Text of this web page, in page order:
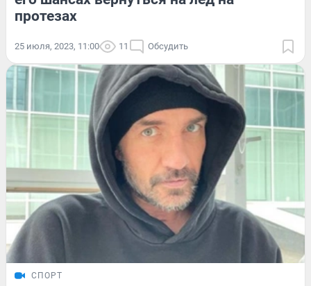
протезах
25 июля, 2023, 11:00 11 Обсудить
СПОРТ